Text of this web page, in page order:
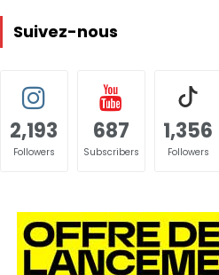
Suivez-nous
2,193
Followers
687
Subscribers
1,356
Followers